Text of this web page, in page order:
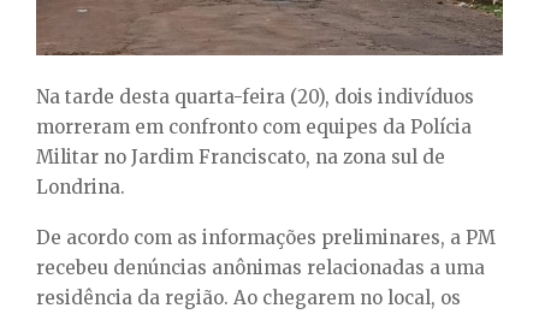
Na tarde desta quarta-feira (20), dois indivíduos
morreram em confronto com equipes da Polícia
Militar no Jardim Franciscato, na zona sul de
Londrina.
De acordo com as informações preliminares, a PM
recebeu denúncias anônimas relacionadas a uma
residência da região. Ao chegarem no local, os